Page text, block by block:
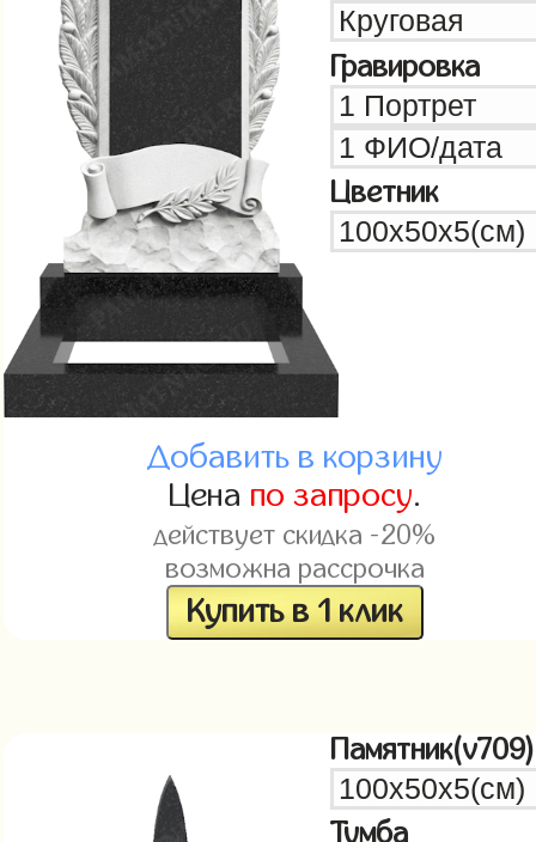
Гравировка
Цветник
Добавить в корзину
Цена по запросу.
действует скидка -20%
возможна рассрочка
Купить в 1 клик
Памятник(v709)
Тумба